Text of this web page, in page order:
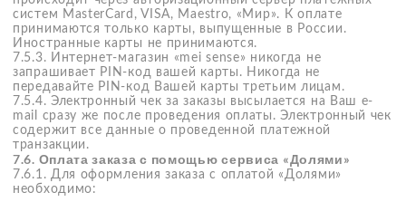
7.10.1. Когда можно отменить заказ: до статуса
«‎выполнен».
7.10.2. Когда можно отменить заказ при двух и более
посылках: отменить заказ можно только полностью, пока
ни одна из частей заказа не перешла в статус «выполнен».
Если хотя бы одна из посылок перешла в статус
«‎выполнен», отменить заказ нельзя.
7.10.3. Отменить заказ можно с помощью операторов
Службы Поддержки Клиентов по телефону +7 (499) 398-
09-65 или написав в онлайн-чатWhatsapp
илиTelegram+7 (926) 506-09-05.
7.10.4. Срок зачисления денежных средств на карту
зависит от банка-эмитента за возвращенные и принятые
Продавцом товары может составлять до 30 дней.
7.11. Возврат товара надлежащего качества
7.11.1. Товаром надлежащего качества считается Товар
с актуальным сроком годности, соответствующий фото
и описанию на сайте